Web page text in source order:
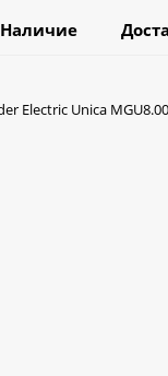
Наличие
Electric Unica